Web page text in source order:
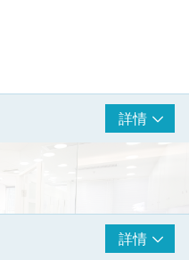
詳情
詳情